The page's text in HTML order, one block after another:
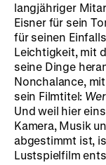
langjähriger
Eisner für sein
für seinen
Leichtigkeit, mit
seine Dinge
Nonchalance,
sein Filmtitel:
Und weil hier
Kamera, Musik
abgestimmt ist,
Lustspielfilm